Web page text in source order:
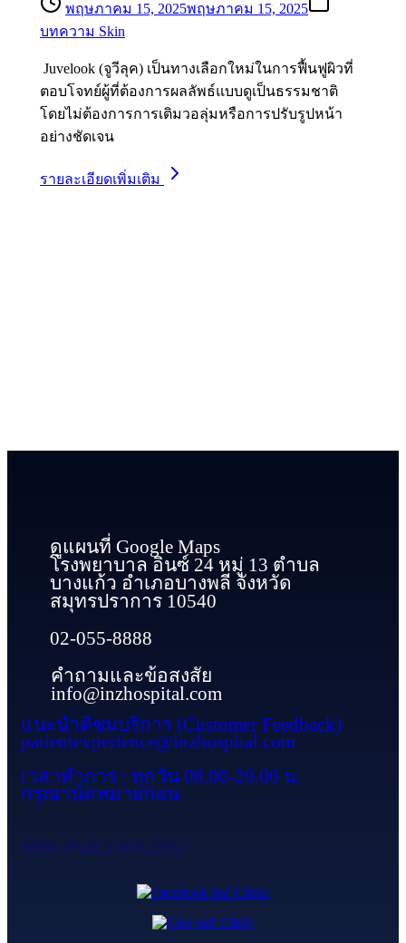
พฤษภาคม 15, 2025พฤษภาคม 15, 2025
บทความ Skin
Juvelook (จูวีลุค) เป็นทางเลือกใหม่ในการฟื้นฟูผิวที่
ตอบโจทย์ผู้ที่ต้องการผลลัพธ์แบบดูเป็นธรรมชาติ
โดยไม่ต้องการการเติมวอลุ่มหรือการปรับรูปหน้า
อย่างชัดเจน
รายละเอียดเพิ่มเติม
ดูแผนที่ Google Maps
โรงพยาบาล อินซ์ 24 หมู่ 13 ตำบล
บางแก้ว อำเภอบางพลี จังหวัด
สมุทรปราการ 10540
02-055-8888
คำถามและข้อสงสัย
info@inzhospital.com
แนะนำติชมบริการ (Customer Feedback)
patientexperience@inzhospital.com
เวลาทำการ : ทุกวัน 08.00-20.00 น.
กรุณานัดหมายก่อน
ฆสพ.สบส.2468/2567